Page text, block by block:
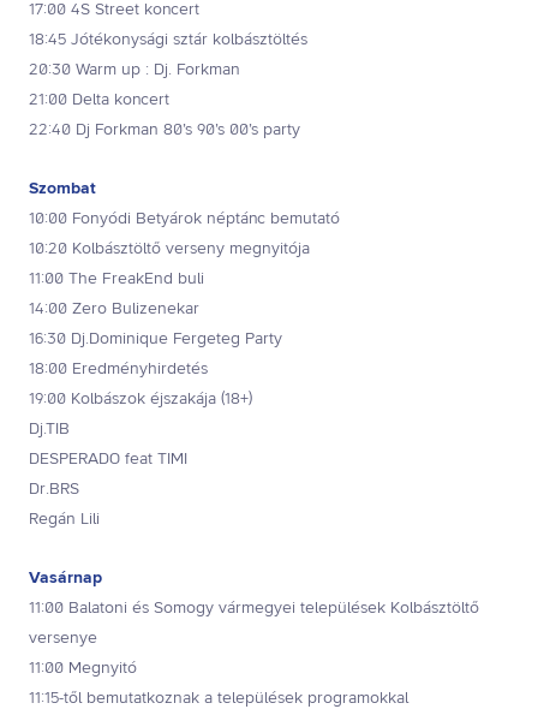
17:00 4S Street koncert
18:45 Jótékonysági sztár kolbásztöltés
20:30 Warm up : Dj. Forkman
21:00 Delta koncert
22:40 Dj Forkman 80’s 90’s 00’s party
Szombat
10:00 Fonyódi Betyárok néptánc bemutató
10:20 Kolbásztöltő verseny megnyitója
11:00 The FreakEnd buli
14:00 Zero Bulizenekar
16:30 Dj.Dominique Fergeteg Party
18:00 Eredményhirdetés
19:00 Kolbászok éjszakája (18+)
Dj.TIB
DESPERADO feat TIMI
Dr.BRS
Regán Lili
Vasárnap
11:00 Balatoni és Somogy vármegyei települések Kolbásztöltő
versenye
11:00 Megnyitó
11:15-től bemutatkoznak a települések programokkal